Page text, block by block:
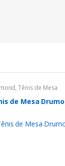
,Tênis de Mesa
de Mesa